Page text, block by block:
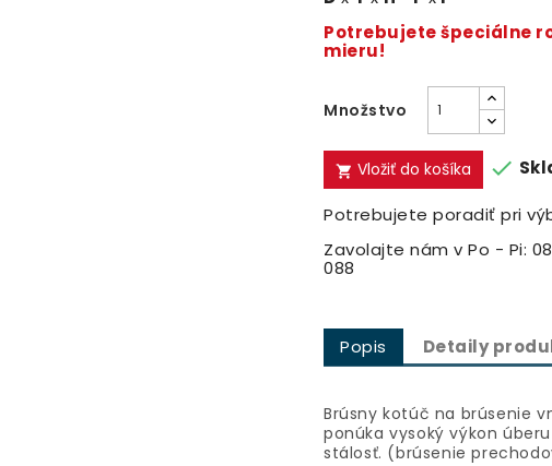
Potrebujete špeciálne
mieru!
Množstvo
 Vložiť do košíka 
Potrebujete poradiť pri
Zavolajte nám v Po - Pi:
088
Popis Detaily
Brúsny kotúč na brúsenie
ponúka vysoký výkon
stálosť. (brúsenie